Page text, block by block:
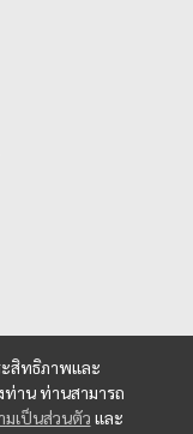
ะสิทธิภาพและ
ท่าน ท่านสามารถ
มเป็นส่วนตัว และ